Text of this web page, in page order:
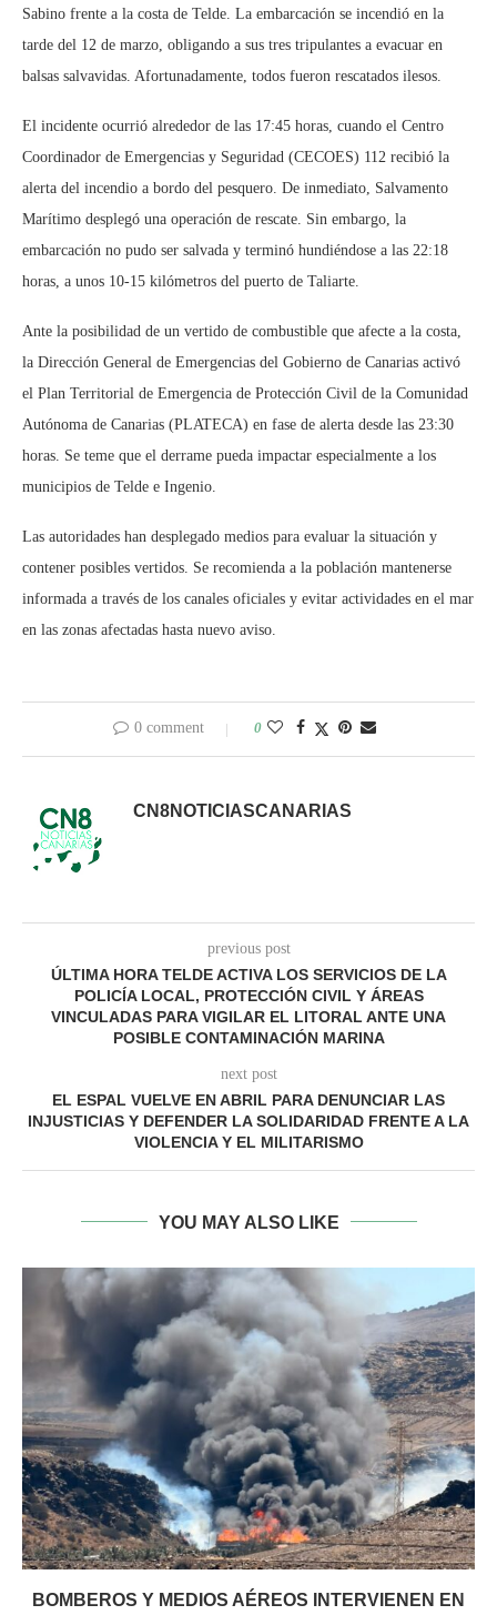
Sabino frente a la costa de Telde. La embarcación se incendió en la
tarde del 12 de marzo, obligando a sus tres tripulantes a evacuar en
balsas salvavidas. Afortunadamente, todos fueron rescatados ilesos.
El incidente ocurrió alrededor de las 17:45 horas, cuando el Centro
Coordinador de Emergencias y Seguridad (CECOES) 112 recibió la
alerta del incendio a bordo del pesquero. De inmediato, Salvamento
Marítimo desplegó una operación de rescate. Sin embargo, la
embarcación no pudo ser salvada y terminó hundiéndose a las 22:18
horas, a unos 10-15 kilómetros del puerto de Taliarte.
Ante la posibilidad de un vertido de combustible que afecte a la costa,
la Dirección General de Emergencias del Gobierno de Canarias activó
el Plan Territorial de Emergencia de Protección Civil de la Comunidad
Autónoma de Canarias (PLATECA) en fase de alerta desde las 23:30
horas. Se teme que el derrame pueda impactar especialmente a los
municipios de Telde e Ingenio.
Las autoridades han desplegado medios para evaluar la situación y
contener posibles vertidos. Se recomienda a la población mantenerse
informada a través de los canales oficiales y evitar actividades en el mar
en las zonas afectadas hasta nuevo aviso.
0 comment 0
CN8NOTICIASCANARIAS
previous post
ÚLTIMA HORA TELDE ACTIVA LOS SERVICIOS DE LA
POLICÍA LOCAL, PROTECCIÓN CIVIL Y ÁREAS
VINCULADAS PARA VIGILAR EL LITORAL ANTE UNA
POSIBLE CONTAMINACIÓN MARINA
next post
EL ESPAL VUELVE EN ABRIL PARA DENUNCIAR LAS
INJUSTICIAS Y DEFENDER LA SOLIDARIDAD FRENTE A LA
VIOLENCIA Y EL MILITARISMO
YOU MAY ALSO LIKE
BOMBEROS Y MEDIOS AÉREOS INTERVIENEN EN